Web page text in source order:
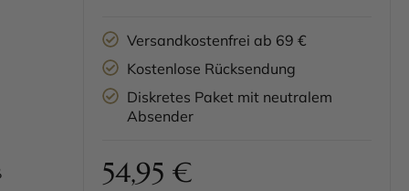
Versandkostenfrei ab 69 €
Kostenlose Rücksendung
Diskretes Paket mit neutralem
Absender
54,95 €